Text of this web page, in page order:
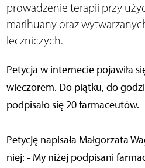
prowadzenie terapii przy
marihuany oraz
leczniczych.
Petycja w internecie pojawiła
wieczorem. Do piątku, do
podpisało się 20 farmaceutów.
Petycję napisała Małgorzata
niej: - My niżej podpisani